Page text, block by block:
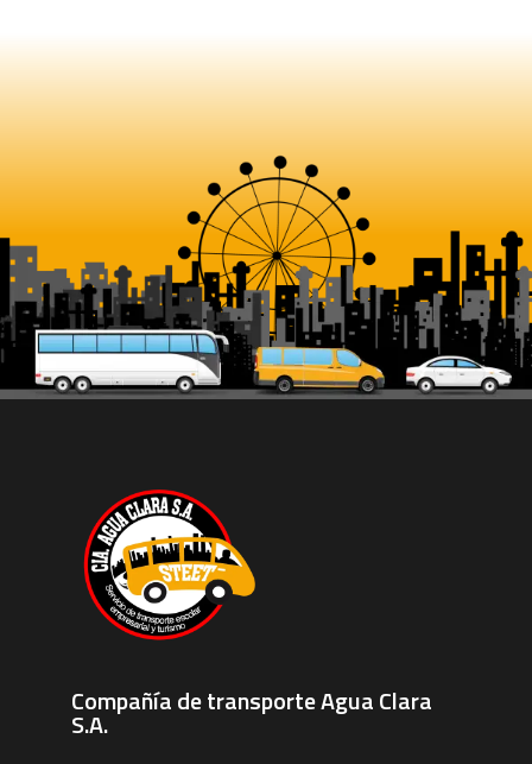
Compañía de transporte Agua Clara
S.A.